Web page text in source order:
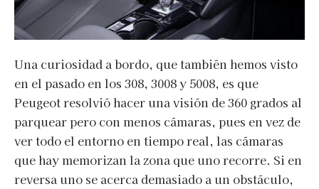
Una curiosidad a bordo, que también hemos visto
en el pasado en los 308, 3008 y 5008, es que
Peugeot resolvió hacer una visión de 360 grados al
parquear pero con menos cámaras, pues en vez de
ver todo el entorno en tiempo real, las cámaras
que hay memorizan la zona que uno recorre. Si en
reversa uno se acerca demasiado a un obstáculo,